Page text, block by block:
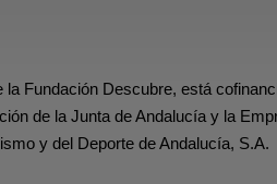
Fundación Descubre, está
de la Junta de Andalucía y la
y del Deporte de Andalucía, S.A.